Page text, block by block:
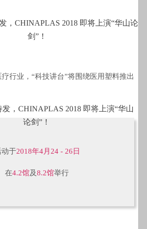
行业，“科技讲台”将围绕医用塑料推出
动于2018年4月24 - 26日
在4.2馆及8.2馆举行